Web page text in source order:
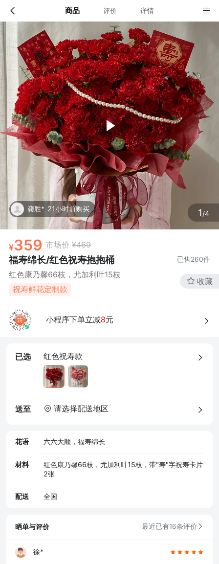
商品 评价 详情
1/4
359 市场价 ¥469
福寿绵长/红色祝寿抱抱桶 已售260件
红色康乃馨66枝，尤加利叶15枝
祝寿鲜花定制款
收藏
小程序下单立减8元
已选 红色祝寿款
送至 请选择配送地区
花语 六六大顺，福寿绵长
材料
红色康乃馨66枝，尤加利叶15枝，带"寿"字祝寿卡片
2张
配送 全国
配送说明
确定
店铺信息
该地区暂无配送门店
确定
晒单与评价 最近已有16条评价
徐*